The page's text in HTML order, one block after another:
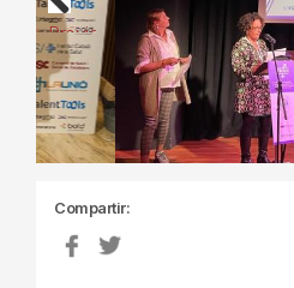
Previous
Compartir: